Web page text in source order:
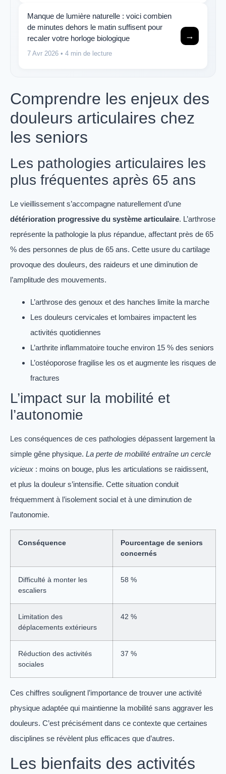
Manque de lumière naturelle : voici combien
de minutes dehors le matin suffisent pour
recaler votre horloge biologique
7 Avr 2026 • 4 min de lecture
→
Comprendre les enjeux des
douleurs articulaires chez
les seniors
Les pathologies articulaires les
plus fréquentes après 65 ans
Le vieillissement s’accompagne naturellement d’une
détérioration progressive du système articulaire. L’arthrose
représente la pathologie la plus répandue, affectant près de 65
% des personnes de plus de 65 ans. Cette usure du cartilage
provoque des douleurs, des raideurs et une diminution de
l’amplitude des mouvements.
L’arthrose des genoux et des hanches limite la marche
Les douleurs cervicales et lombaires impactent les
activités quotidiennes
L’arthrite inflammatoire touche environ 15 % des seniors
L’ostéoporose fragilise les os et augmente les risques de
fractures
L’impact sur la mobilité et
l’autonomie
Les conséquences de ces pathologies dépassent largement la
simple gêne physique. La perte de mobilité entraîne un cercle
vicieux : moins on bouge, plus les articulations se raidissent,
et plus la douleur s’intensifie. Cette situation conduit
fréquemment à l’isolement social et à une diminution de
l’autonomie.
Conséquence
Pourcentage de seniors
concernés
Difficulté à monter les
escaliers
58 %
Limitation des
déplacements extérieurs
42 %
Réduction des activités
sociales
37 %
Ces chiffres soulignent l’importance de trouver une activité
physique adaptée qui maintienne la mobilité sans aggraver les
douleurs. C’est précisément dans ce contexte que certaines
disciplines se révèlent plus efficaces que d’autres.
Les bienfaits des activités